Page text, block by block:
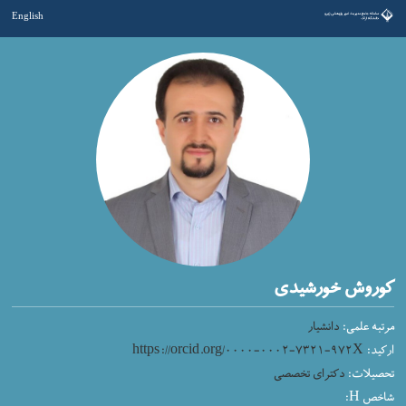
English
کوروش خورشیدی
مرتبه علمی: دانشیار
ارکید: https://orcid.org/۰۰۰۰-۰۰۰۲-۷۳۲۱-۹۷۲X
تحصیلات: دکترای تخصصی
شاخص H: